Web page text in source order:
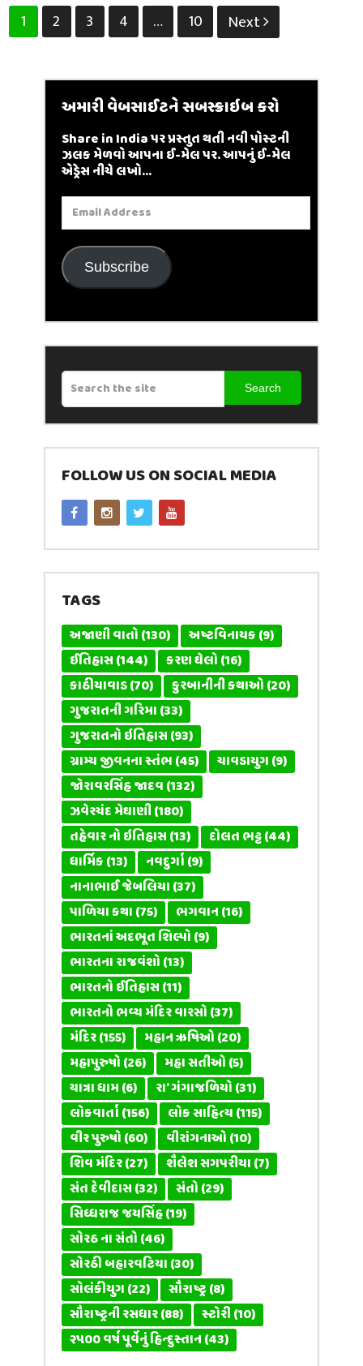
Posts
pagination
1 2 3 4 … 10 Next
અમારી વેબસાઈટને સબસ્ક્રાઇબ કરો
Share in India પર પ્રસ્તુત થતી નવી પોસ્ટની
ઝલક મેળવો આપના ઈ-મેલ પર. આપનું ઈ-મેલ
એડ્રેસ નીચે લખો...
Email
Address
Subscribe
Search
FOLLOW US ON SOCIAL MEDIA
TAGS
અજાણી વાતો(130) અષ્ટવિનાયક(9)
ઈતિહાસ(144) કરણ ઘેલો(16)
કાઠીયાવાડ(70) કુરબાનીની કથાઓ(20)
ગુજરાતની ગરિમા(33)
ગુજરાતનો ઇતિહાસ(93)
ગ્રામ્ય જીવનના સ્તંભ(45) ચાવડાયુગ(9)
જોરાવરસિંહ જાદવ(132)
ઝવેરચંદ મેઘાણી(180)
તહેવાર નો ઇતિહાસ(13) દોલત ભટ્ટ(44)
ધાર્મિક(13) નવદુર્ગા(9)
નાનાભાઈ જેબલિયા(37)
પાળિયા કથા(75) ભગવાન(16)
ભારતનાં અદભૂત શિલ્પો(9)
ભારતના રાજવંશો(13)
ભારતનો ઈતિહાસ(11)
ભારતનો ભવ્ય મંદિર વારસો(37)
મંદિર(155) મહાન ઋષિઓ(20)
મહાપુરુષો(26) મહા સતીઓ(5)
યાત્રા ધામ(6) રા' ગંગાજળિયો(31)
લોકવાર્તા(156) લોક સાહિત્ય(115)
વીર પુરુષો(60) વીરાંગનાઓ(10)
શિવ મંદિર(27) શૈલેશ સગપરીયા(7)
સંત દેવીદાસ(32) સંતો(29)
સિધ્ધરાજ જયસિંહ(19)
સોરઠ ના સંતો(46)
સોરઠી બહારવટિયા(30)
સોલંકીયુગ(22) સૌરાષ્ટ્ર(8)
સૌરાષ્ટ્રની રસધાર(88) સ્ટોરી(10)
૨૫૦૦ વર્ષ પૂર્વેનું હિન્દુસ્તાન(43)